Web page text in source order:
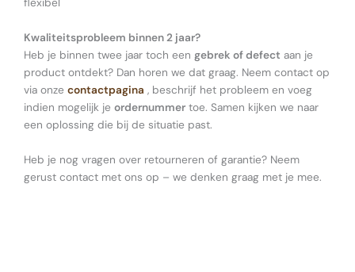
Kwaliteitsprobleem binnen 2 jaar?
Heb je binnen twee jaar toch een gebrek of defect aan je
product ontdekt? Dan horen we dat graag. Neem contact op
via onze contactpagina , beschrijf het probleem en voeg
indien mogelijk je ordernummer toe. Samen kijken we naar
een oplossing die bij de situatie past.
Heb je nog vragen over retourneren of garantie? Neem
gerust contact met ons op – we denken graag met je mee.